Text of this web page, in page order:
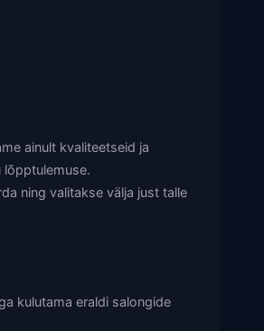
ainult kvaliteetseid ja
ning valitakse välja just talle
kulutama eraldi salongide